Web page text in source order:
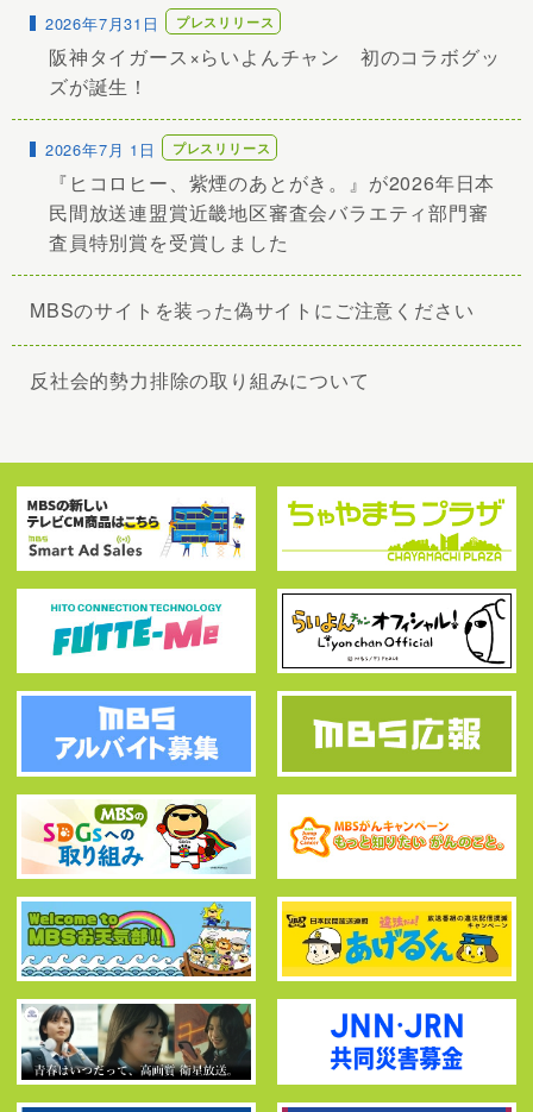
2026年7月31日
阪神タイガース×らいよんチャン 初のコラボグッ
ズが誕⽣！
2026年7月 1日
『ヒコロヒー、紫煙のあとがき。』が2026年日本
民間放送連盟賞近畿地区審査会バラエティ部門審
査員特別賞を受賞しました
MBSのサイトを装った偽サイトにご注意ください
反社会的勢力排除の取り組みについて